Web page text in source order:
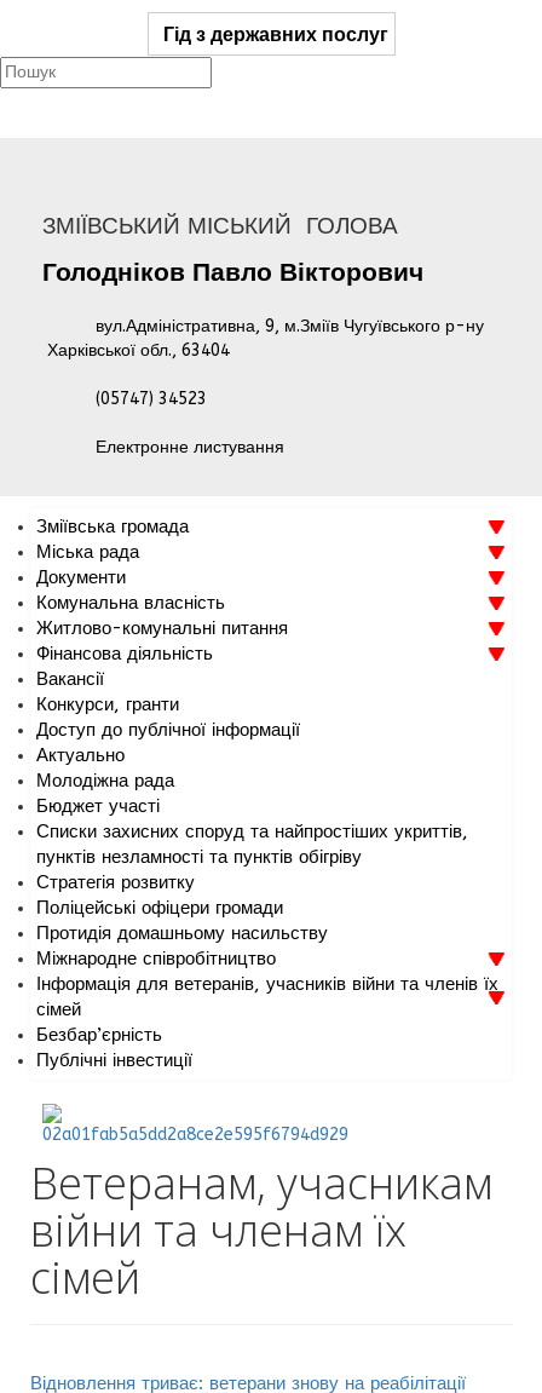
Гід з державних послуг
ЗМІЇВСЬКИЙ МІСЬКИЙ ГОЛОВА
Голодніков Павло Вікторович
вул.Адміністративна, 9, м.Зміїв Чугуївського р-ну
Харківської обл., 63404
(05747) 34523
Електронне листування
Зміївська громада
Міська рада
Документи
Комунальна власність
Житлово-комунальні питання
Фінансова діяльність
Вакансії
Конкурси, гранти
Доступ до публічної інформації
Актуально
Молодіжна рада
Бюджет участі
Списки захисних споруд та найпростіших укриттів,
пунктів незламності та пунктів обігріву
Стратегія розвитку
Поліцейські офіцери громади
Протидія домашньому насильству
Міжнародне співробітництво
Інформація для ветеранів, учасників війни та членів їх
сімей
Безбар’єрність
Публічні інвестиції
Ветеранам, учасникам
війни та членам їх
сімей
Відновлення триває: ветерани знову на реабілітації